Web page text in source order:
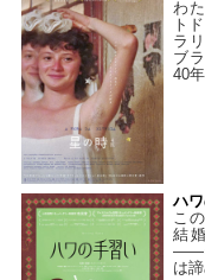
わ
ト
ラ
ブ
40
ハ
こ
結
——
は